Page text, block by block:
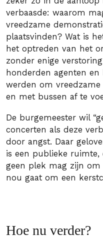
verbaasde: waarom
vreedzame
plaatsvinden? Wat is
het optreden van het
zonder enige
honderden agenten
werden om vreedzame
en met bussen af te
De burgemeester wil
concerten als deze
door angst. Daar
is een publieke
geen plek mag zijn
nou gaat om een
Hoe nu verder?